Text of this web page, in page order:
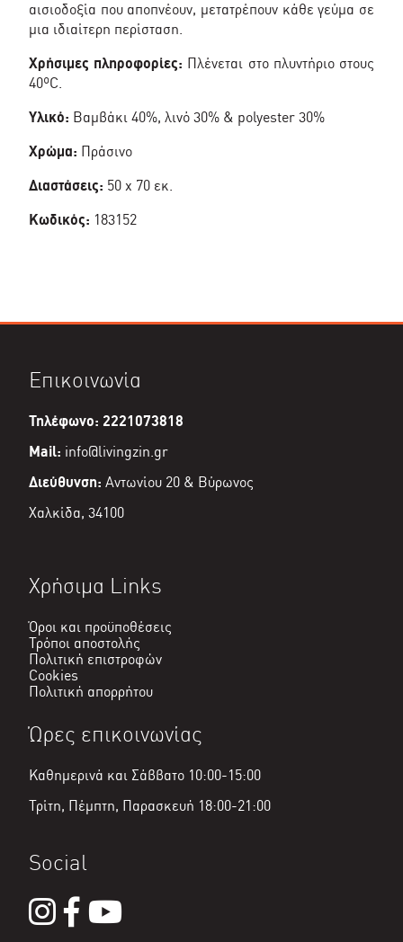
αισιοδοξία που αποπνέουν, μετατρέπουν κάθε γεύμα σε
μια ιδιαίτερη περίσταση.
Χρήσιμες πληροφορίες: Πλένεται στο πλυντήριο στους
40ºC.
Υλικό: Βαμβάκι 40%, λινό 30% & polyester 30%
Χρώμα: Πράσινο
Διαστάσεις: 50 x 70 εκ.
Κωδικός: 183152
Επικοινωνία
Τηλέφωνο: 2221073818
Mail: info@livingzin.gr
Διεύθυνση: Αντωνίου 20 & Βύρωνος
Χαλκίδα, 34100
Χρήσιμα Links
Όροι και προϋποθέσεις
Τρόποι αποστολής
Πολιτική επιστροφών
Cookies
Πολιτική απορρήτου
Ώρες επικοινωνίας
Καθημερινά και Σάββατο 10:00-15:00
Τρίτη, Πέμπτη, Παρασκευή 18:00-21:00
Social